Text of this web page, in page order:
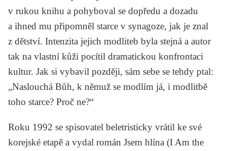
v rukou knihu a pohyboval se dopředu a dozadu
a ihned mu připomněl starce v synagoze, jak je znal
z dětství. Intenzita jejich modliteb byla stejná a autor
tak na vlastní kůži pocítil dramatickou konfrontaci
kultur. Jak si vybavil později, sám sebe se tehdy ptal:
„Naslouchá Bůh, k němuž se modlím já, i modlitbě
toho starce? Proč ne?“
Roku 1992 se spisovatel beletristicky vrátil ke své
korejské etapě a vydal román Jsem hlína (I Am the